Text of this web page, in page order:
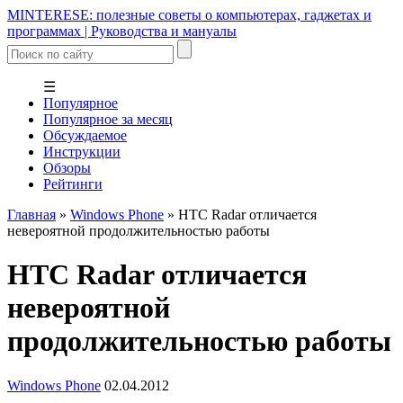
MINTERESE: полезные советы о компьютерах, гаджетах и
программах | Руководства и мануалы
☰
Популярное
Популярное за месяц
Обсуждаемое
Инструкции
Обзоры
Рейтинги
Главная » Windows Phone » HTC Radar отличается
невероятной продолжительностью работы
HTC Radar отличается
невероятной
продолжительностью работы
Windows Phone 02.04.2012